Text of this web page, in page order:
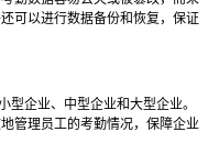
可以进行数据备份和恢复，保证
型企业、中型企业和大型企业。
管理员工的考勤情况，保障企业